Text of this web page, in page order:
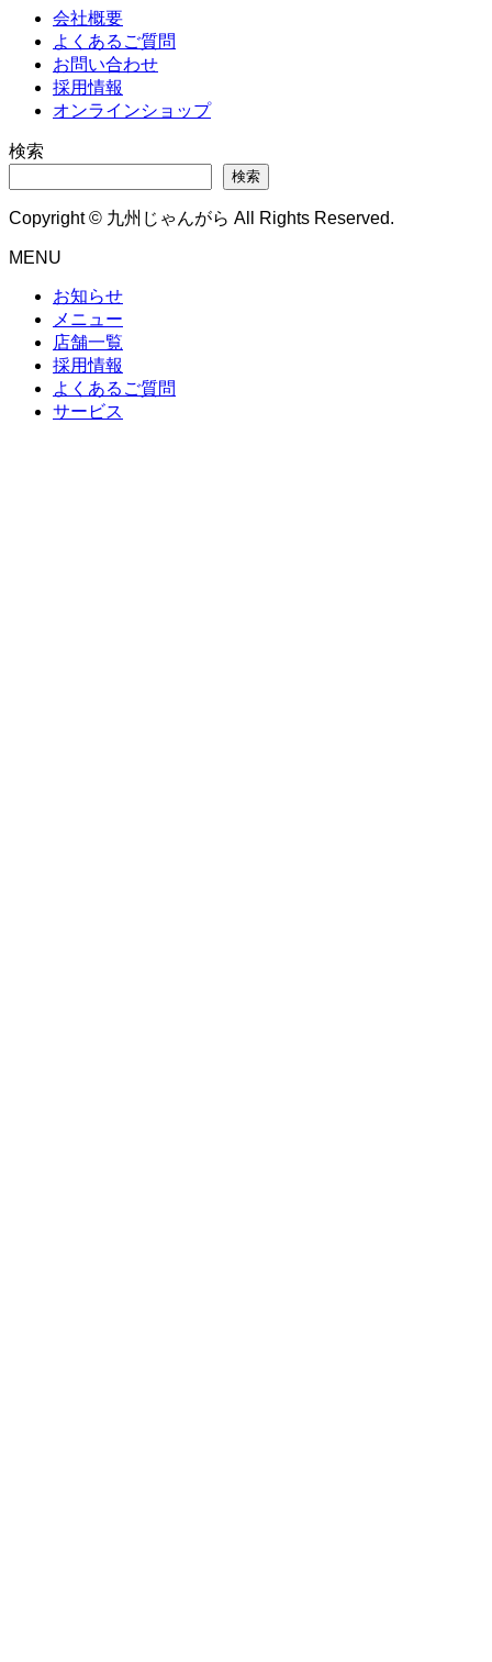
会社概要
よくあるご質問
お問い合わせ
採用情報
オンラインショップ
検索
検索
Copyright © 九州じゃんがら All Rights Reserved.
MENU
お知らせ
メニュー
店舗一覧
採用情報
よくあるご質問
サービス